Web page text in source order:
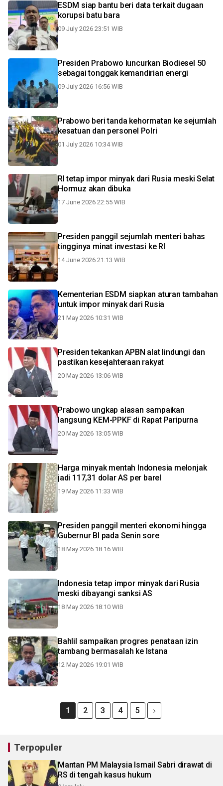
ESDM siap bantu beri data terkait dugaan
korupsi batu bara
09 July 2026 23:51 WIB
Presiden Prabowo luncurkan Biodiesel 50
sebagai tonggak kemandirian energi
09 July 2026 16:56 WIB
Prabowo beri tanda kehormatan ke sejumlah
kesatuan dan personel Polri
01 July 2026 10:34 WIB
RI tetap impor minyak dari Rusia meski Selat
Hormuz akan dibuka
17 June 2026 22:55 WIB
Presiden panggil sejumlah menteri bahas
tingginya minat investasi ke RI
14 June 2026 21:13 WIB
Kementerian ESDM siapkan aturan tambahan
untuk impor minyak dari Rusia
21 May 2026 10:31 WIB
Presiden tekankan APBN alat lindungi dan
pastikan kesejahteraan rakyat
20 May 2026 13:06 WIB
Prabowo ungkap alasan sampaikan
langsung KEM-PPKF di Rapat Paripurna
20 May 2026 13:05 WIB
Harga minyak mentah Indonesia melonjak
jadi 117,31 dolar AS per barel
19 May 2026 11:33 WIB
Presiden panggil menteri ekonomi hingga
Gubernur BI pada Senin sore
18 May 2026 18:16 WIB
Indonesia tetap impor minyak dari Rusia
meski dibayangi sanksi AS
18 May 2026 18:10 WIB
Bahlil sampaikan progres penataan izin
tambang bermasalah ke Istana
12 May 2026 19:01 WIB
1 2 3 4 5
Terpopuler
Mantan PM Malaysia Ismail Sabri dirawat di
RS di tengah kasus hukum